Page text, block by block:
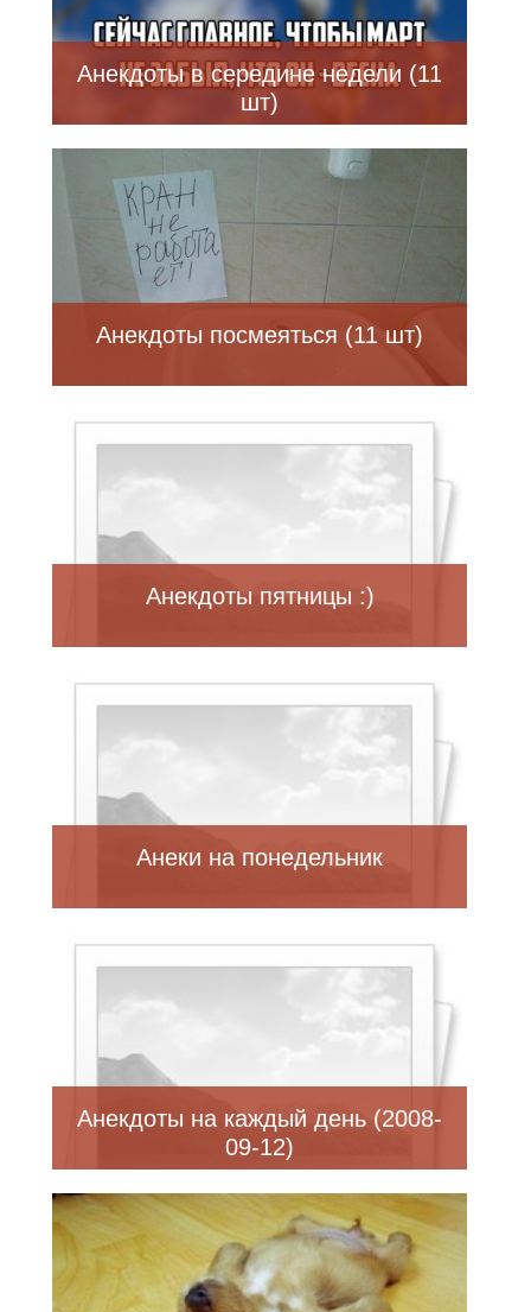
Анекдоты в середине недели (11
шт)
Анекдоты посмеяться (11 шт)
Анекдоты пятницы :)
Анеки на понедельник
Анекдоты на каждый день (2008-
09-12)